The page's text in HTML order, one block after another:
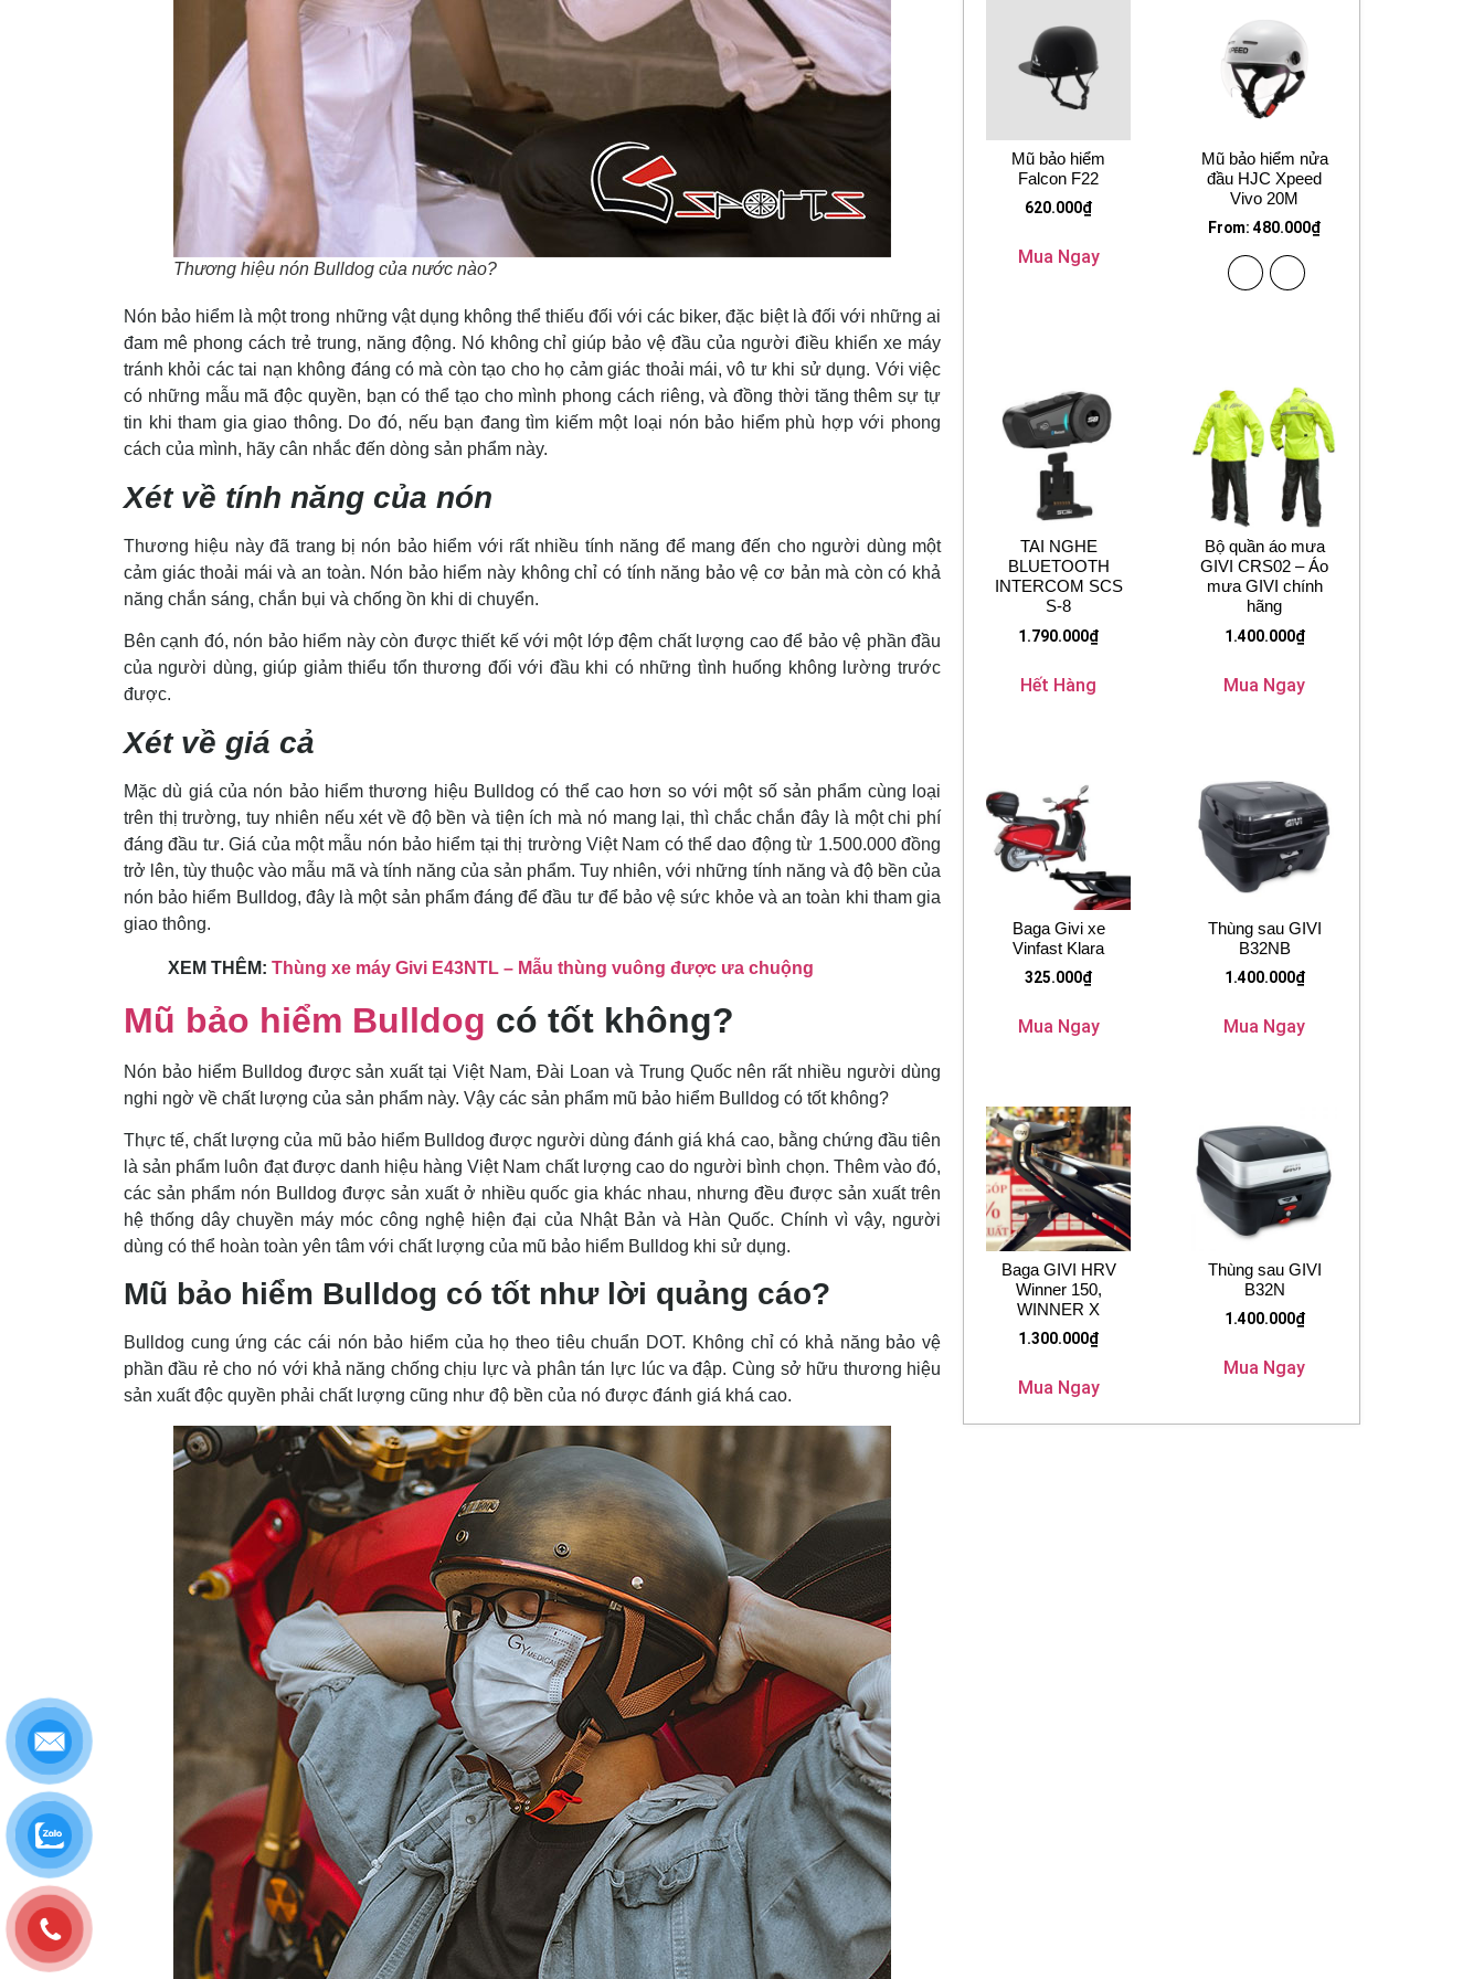
Thương hiệu nón Bulldog của nước nào?
Nón bảo hiểm là một trong những vật dụng không thể thiếu đối với các biker, đặc biệt là đối với những ai
đam mê phong cách trẻ trung, năng động. Nó không chỉ giúp bảo vệ đầu của người điều khiển xe máy
tránh khỏi các tai nạn không đáng có mà còn tạo cho họ cảm giác thoải mái, vô tư khi sử dụng. Với việc
có những mẫu mã độc quyền, bạn có thể tạo cho mình phong cách riêng, và đồng thời tăng thêm sự tự
tin khi tham gia giao thông. Do đó, nếu bạn đang tìm kiếm một loại nón bảo hiểm phù hợp với phong
cách của mình, hãy cân nhắc đến dòng sản phẩm này.
Xét về tính năng của nón
Thương hiệu này đã trang bị nón bảo hiểm với rất nhiều tính năng để mang đến cho người dùng một
cảm giác thoải mái và an toàn. Nón bảo hiểm này không chỉ có tính năng bảo vệ cơ bản mà còn có khả
năng chắn sáng, chắn bụi và chống ồn khi di chuyển.
Bên cạnh đó, nón bảo hiểm này còn được thiết kế với một lớp đệm chất lượng cao để bảo vệ phần đầu
của người dùng, giúp giảm thiểu tổn thương đối với đầu khi có những tình huống không lường trước
được.
Xét về giá cả
Mặc dù giá của nón bảo hiểm thương hiệu Bulldog có thể cao hơn so với một số sản phẩm cùng loại
trên thị trường, tuy nhiên nếu xét về độ bền và tiện ích mà nó mang lại, thì chắc chắn đây là một chi phí
đáng đầu tư. Giá của một mẫu nón bảo hiểm tại thị trường Việt Nam có thể dao động từ 1.500.000 đồng
trở lên, tùy thuộc vào mẫu mã và tính năng của sản phẩm. Tuy nhiên, với những tính năng và độ bền của
nón bảo hiểm Bulldog, đây là một sản phẩm đáng để đầu tư để bảo vệ sức khỏe và an toàn khi tham gia
giao thông.
XEM THÊM: Thùng xe máy Givi E43NTL – Mẫu thùng vuông được ưa chuộng
Mũ bảo hiểm Bulldog có tốt không?
Nón bảo hiểm Bulldog được sản xuất tại Việt Nam, Đài Loan và Trung Quốc nên rất nhiều người dùng
nghi ngờ về chất lượng của sản phẩm này. Vậy các sản phẩm mũ bảo hiểm Bulldog có tốt không?
Thực tế, chất lượng của mũ bảo hiểm Bulldog được người dùng đánh giá khá cao, bằng chứng đầu tiên
là sản phẩm luôn đạt được danh hiệu hàng Việt Nam chất lượng cao do người bình chọn. Thêm vào đó,
các sản phẩm nón Bulldog được sản xuất ở nhiều quốc gia khác nhau, nhưng đều được sản xuất trên
hệ thống dây chuyền máy móc công nghệ hiện đại của Nhật Bản và Hàn Quốc. Chính vì vậy, người
dùng có thể hoàn toàn yên tâm với chất lượng của mũ bảo hiểm Bulldog khi sử dụng.
Mũ bảo hiểm Bulldog có tốt như lời quảng cáo?
Bulldog cung ứng các cái nón bảo hiểm của họ theo tiêu chuẩn DOT. Không chỉcó khả năng bảo vệ
phần đầu rẻ cho nó với khả năng chống chịu lực và phân tán lực lúcva đập. Cùng sở hữu thương hiệu
sản xuấtđộc quyền phải chất lượng cũng như độ bền của nó được đánh giá khá cao.
Mũ bảo hiểm
Falcon F22
620.000₫
Mua Ngay
Mũ bảo hiểm nửa
đầu HJC Xpeed
Vivo 20M
From:480.000₫
TAI NGHE
BLUETOOTH
INTERCOM SCS
S-8
1.790.000₫
Hết Hàng
Bộ quần áo mưa
GIVI CRS02 – Áo
mưa GIVI chính
hãng
1.400.000₫
Mua Ngay
Baga Givi xe
Vinfast Klara
325.000₫
Mua Ngay
Thùng sau GIVI
B32NB
1.400.000₫
Mua Ngay
Baga GIVI HRV
Winner 150,
WINNER X
1.300.000₫
Mua Ngay
Thùng sau GIVI
B32N
1.400.000₫
Mua Ngay